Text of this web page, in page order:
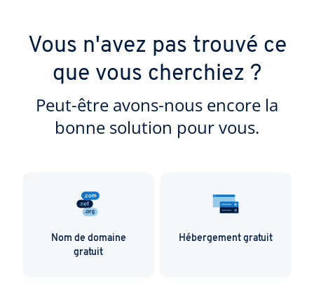
Vous n'avez pas trouvé ce
que vous cherchiez ?
Peut-être avons-nous encore la
bonne solution pour vous.
Nom de domaine
gratuit
Hébergement gratuit